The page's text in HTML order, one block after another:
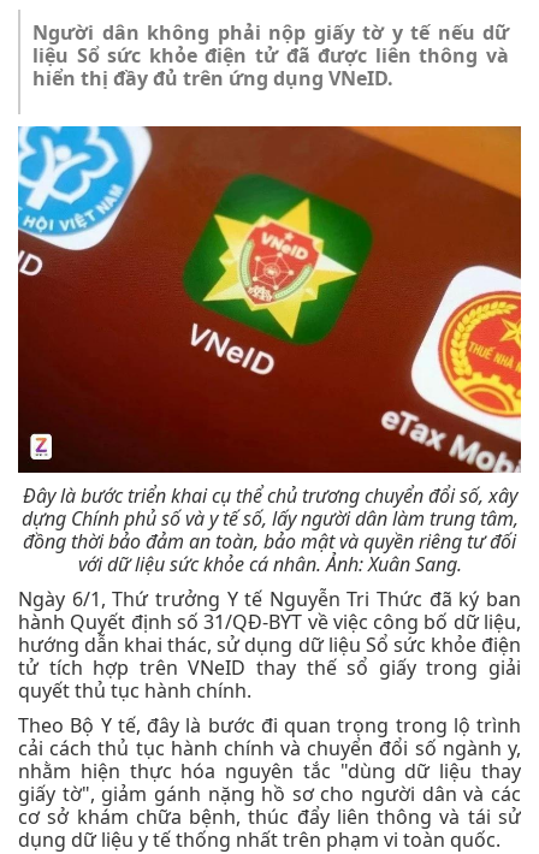
Người dân không phải nộp giấy tờ y tế nếu dữ
liệu Sổ sức khỏe điện tử đã được liên thông và
hiển thị đầy đủ trên ứng dụng VNeID.
Đây là bước triển khai cụ thể chủ trương chuyển đổi số, xây
dựng Chính phủ số và y tế số, lấy người dân làm trung tâm,
đồng thời bảo đảm an toàn, bảo mật và quyền riêng tư đối
với dữ liệu sức khỏe cá nhân. Ảnh: Xuân Sang.
Ngày 6/1, Thứ trưởng Y tế Nguyễn Tri Thức đã ký ban
hành Quyết định số 31/QĐ-BYT về việc công bố dữ liệu,
hướng dẫn khai thác, sử dụng dữ liệu Sổ sức khỏe điện
tử tích hợp trên VNeID thay thế sổ giấy trong giải
quyết thủ tục hành chính.
Theo Bộ Y tế, đây là bước đi quan trọng trong lộ trình
cải cách thủ tục hành chính và chuyển đổi số ngành y,
nhằm hiện thực hóa nguyên tắc "dùng dữ liệu thay
giấy tờ", giảm gánh nặng hồ sơ cho người dân và các
cơ sở khám chữa bệnh, thúc đẩy liên thông và tái sử
dụng dữ liệu y tế thống nhất trên phạm vi toàn quốc.